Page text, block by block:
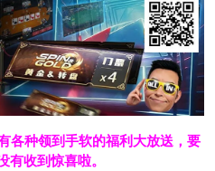
各种领到手软的福利大放送，要
收到惊喜啦。